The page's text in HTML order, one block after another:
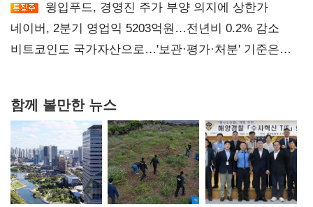
윙입푸드, 경영진 주가 부양 의지에 상한가
네이버, 2분기 영업익 5203억원…전년비 0.2% 감소
비트코인도 국가자산으로…'보관·평가·처분' 기준은
함께 볼만한 뉴스